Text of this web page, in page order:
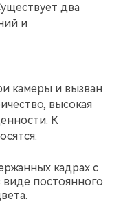
два
и
камеры и вызван
высокая
К
кадрах с
виде постоянного